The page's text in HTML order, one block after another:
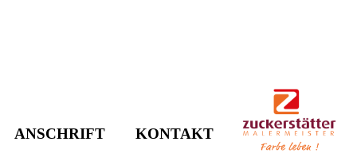
ANSCHRIFT KONTAKT